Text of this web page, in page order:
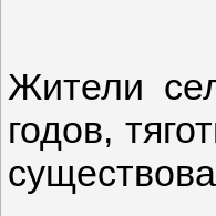
Жители
годов,